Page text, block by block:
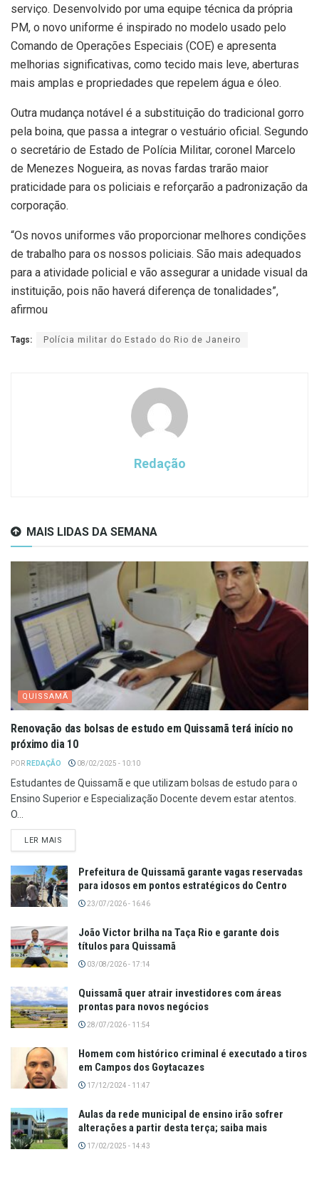
serviço. Desenvolvido por uma equipe técnica da própria
PM, o novo uniforme é inspirado no modelo usado pelo
Comando de Operações Especiais (COE) e apresenta
melhorias significativas, como tecido mais leve, aberturas
mais amplas e propriedades que repelem água e óleo.
Outra mudança notável é a substituição do tradicional gorro
pela boina, que passa a integrar o vestuário oficial. Segundo
o secretário de Estado de Polícia Militar, coronel Marcelo
de Menezes Nogueira, as novas fardas trarão maior
praticidade para os policiais e reforçarão a padronização da
corporação.
“Os novos uniformes vão proporcionar melhores condições
de trabalho para os nossos policiais. São mais adequados
para a atividade policial e vão assegurar a unidade visual da
instituição, pois não haverá diferença de tonalidades”,
afirmou
Tags: Polícia militar do Estado do Rio de Janeiro
Redação
MAIS LIDAS DA SEMANA
QUISSAMÃ
Renovação das bolsas de estudo em Quissamã terá início no
próximo dia 10
POR REDAÇÃO 08/02/2025 - 10:10
Estudantes de Quissamã e que utilizam bolsas de estudo para o
Ensino Superior e Especialização Docente devem estar atentos.
O...
LER MAIS
Prefeitura de Quissamã garante vagas reservadas
para idosos em pontos estratégicos do Centro
23/07/2026 - 16:46
João Victor brilha na Taça Rio e garante dois
títulos para Quissamã
03/08/2026 - 17:14
Quissamã quer atrair investidores com áreas
prontas para novos negócios
28/07/2026 - 11:54
Homem com histórico criminal é executado a tiros
em Campos dos Goytacazes
17/12/2024 - 11:47
Aulas da rede municipal de ensino irão sofrer
alterações a partir desta terça; saiba mais
17/02/2025 - 14:43